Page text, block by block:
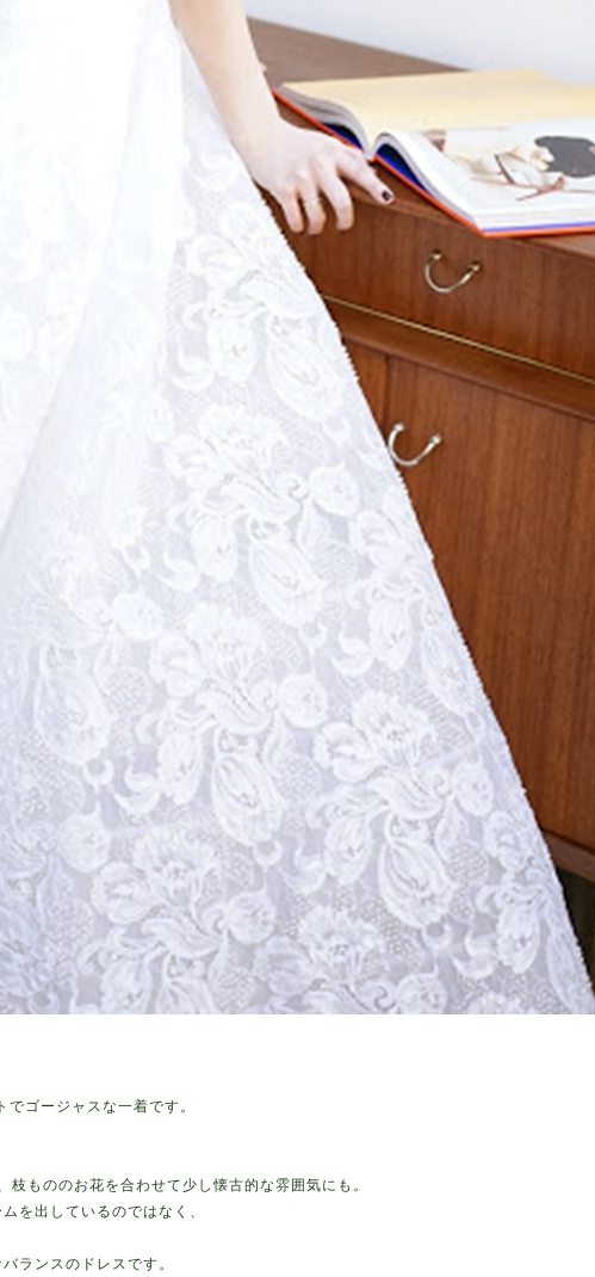
ゴージャスな一着です。
もののお花を合わせて少し懐古的な雰囲気にも。
を出しているのではなく、
ランスのドレスです。